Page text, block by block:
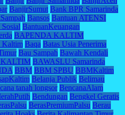
BanjirSumut Bank BPR Samarinda
Bansos Bantuan ATENSI
BantuanKeuangan
BAPENDA KALTIM
Kaltim Baqa Batas Usia Penerima
Bau Sampah Bawah Kendali
BAWASLU Samarinda
BBM BBM SPBU BBMKaltim
Belanja Publik Belimau
tanah longsor BencanaAlam
Bendungan Bengkel Geratis
BerasPremiumPalsu Berau